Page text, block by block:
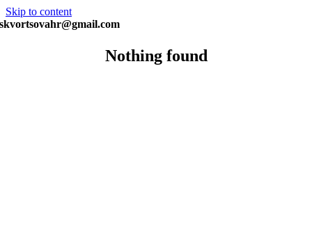
Skip to content
skvortsovahr@gmail.com
Nothing found